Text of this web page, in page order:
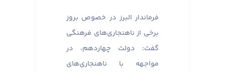
فرماندار البرز در خصوص بروز
برخی از ناهنجاری‌های فرهنگی
گفت: دولت چهاردهم، در
مواجهه با ناهنجاری‌های